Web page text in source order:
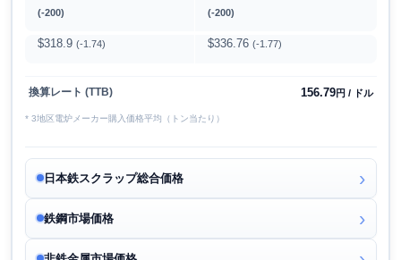
(-200) (-200)
$318.9 (-1.74) $336.76 (-1.77)
換算レート (TTB) 156.79円 / ドル
* 3地区電炉メーカー購入価格平均（トン当たり）
日本鉄スクラップ総合価格
鉄鋼市場価格